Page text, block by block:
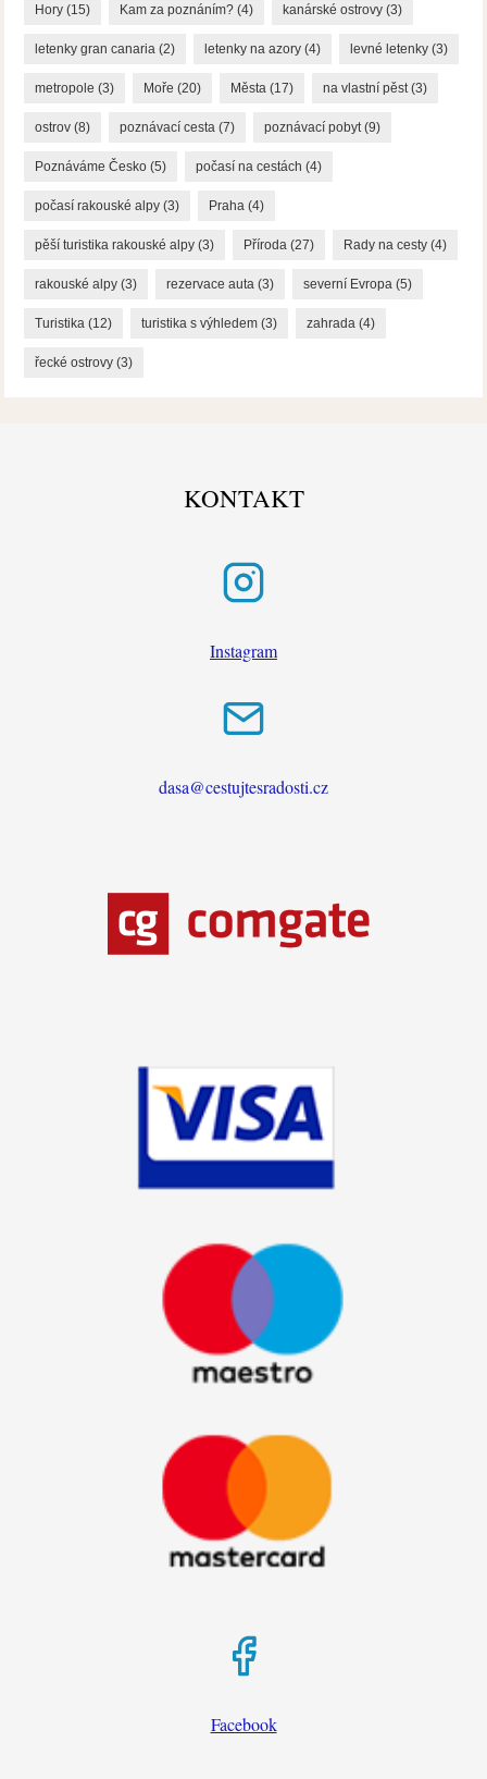
Hory (15) Kam za poznáním? (4) kanárské ostrovy (3)
letenky gran canaria (2) letenky na azory (4) levné letenky (3)
metropole (3) Moře (20) Města (17) na vlastní pěst(3)
ostrov (8) poznávací cesta (7) poznávací pobyt(9)
Poznáváme Česko (5) počasí na cestách (4)
počasí rakouské alpy (3) Praha (4)
pěší turistika rakouské alpy (3) Příroda (27) Rady na cesty (4)
rakouské alpy (3) rezervace auta (3) severní Evropa (5)
Turistika (12) turistika s výhledem (3) zahrada (4)
řecké ostrovy (3)
KONTAKT
Instagram
dasa@cestujtesradosti.cz
Facebook